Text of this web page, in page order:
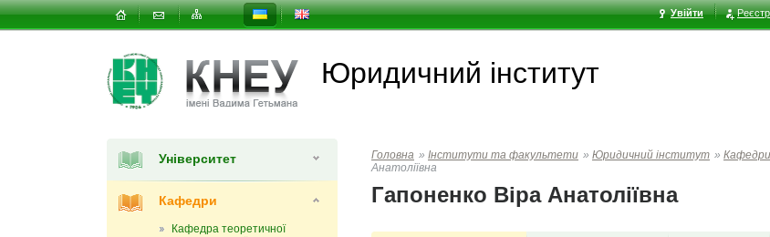
Увійти
Юридичний інститут
Університет
Кафедри
Кафедра теоретичної
Головна » Інститути та факультети » Юридичний інститут » Кафедри
Анатоліївна
Гапоненко Віра Анатоліївна